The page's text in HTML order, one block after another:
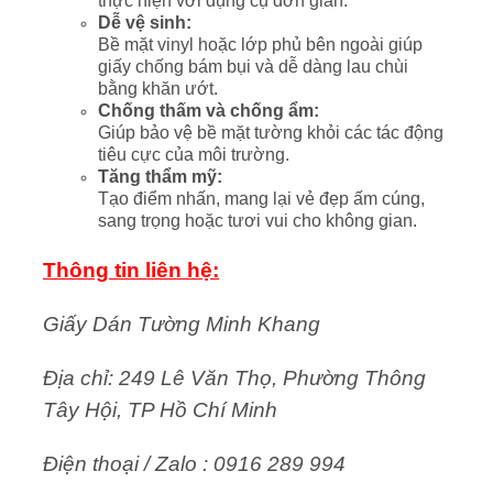
Dễ vệ sinh:
Bề mặt vinyl hoặc lớp phủ bên ngoài giúp
giấy chống bám bụi và dễ dàng lau chùi
bằng khăn ướt.
Chống thấm và chống ẩm:
Giúp bảo vệ bề mặt tường khỏi các tác động
tiêu cực của môi trường.
Tăng thẩm mỹ:
Tạo điểm nhấn, mang lại vẻ đẹp ấm cúng,
sang trọng hoặc tươi vui cho không gian.
Thông tin liên hệ:
Giấy Dán Tường Minh Khang
Địa chỉ: 249 Lê Văn Thọ, Phường Thông
Tây Hội, TP Hồ Chí Minh
Điện thoại / Zalo : 0916 289 994